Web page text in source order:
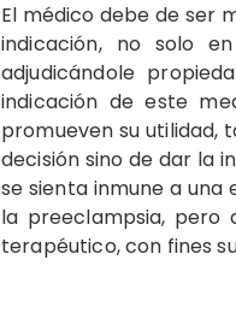
El médico debe de ser
indicación, no solo
adjudicándole
indicación de este
promueven su utilidad,
decisión sino de dar la
se sienta inmune a
la preeclampsia, pero
terapéutico, con fines